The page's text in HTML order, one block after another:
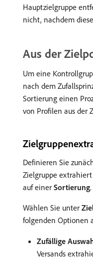
Hauptzielgruppe
nicht, nachdem
Aus der
Um eine
nach dem
Sortierung einen
von Profilen aus der
Definieren Sie
Zielgruppe
auf einer Sortierung.
Wählen Sie unter
folgenden Optionen
Zufällige
Versands